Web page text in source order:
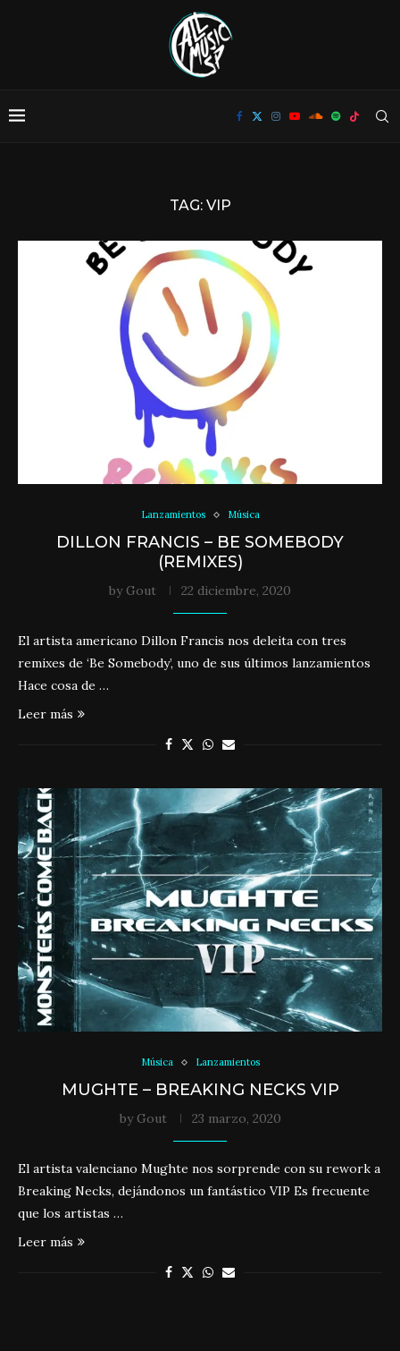
TAG: VIP
Lanzamientos Música
DILLON FRANCIS – BE SOMEBODY
(REMIXES)
by Gout 22 diciembre, 2020
El artista americano Dillon Francis nos deleita con tres
remixes de ‘Be Somebody’, uno de sus últimos lanzamientos
Hace cosa de …
Leer más
Música Lanzamientos
MUGHTE – BREAKING NECKS VIP
by Gout 23 marzo, 2020
El artista valenciano Mughte nos sorprende con su rework a
Breaking Necks, dejándonos un fantástico VIP Es frecuente
que los artistas …
Leer más